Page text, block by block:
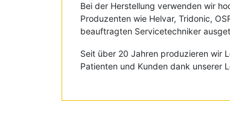
Bei der Herstellung verwenden wir
Produzenten wie Helvar, Tridonic,
beauftragten Servicetechniker
Seit über 20 Jahren produzieren wir
Patienten und Kunden dank unserer